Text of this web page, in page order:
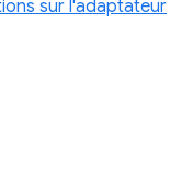
sur l'adaptateur